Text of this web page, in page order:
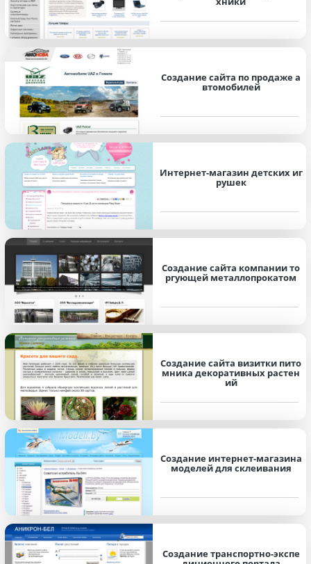
Создание сайта по продаже а
втомобилей
Интернет-магазин детских иг
рушек
Создание сайта компании то
ргующей металлопрокатом
Создание сайта визитки пито
мника декоративных растен
ий
Создание интернет-магазина
моделей для склеивания
Создание транспортно-экспе